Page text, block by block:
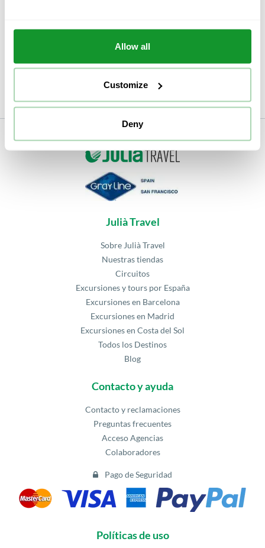
Allow all
Customize
Deny
tiempo libre que le permitirá hacer una visita según
Julià Travel
Sobre Julià Travel
Nuestras tiendas
Circuitos
Excursiones y tours por España
Excursiones en Barcelona
Excursiones en Madrid
Excursiones en Costa del Sol
Todos los Destinos
Blog
Contacto y ayuda
Contacto y reclamaciones
Preguntas frecuentes
Acceso Agencias
Colaboradores
Pago de Seguridad
Políticas de uso